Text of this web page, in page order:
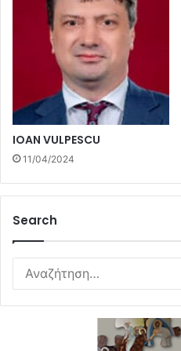
IOAN VULPESCU
11/04/2024
Search